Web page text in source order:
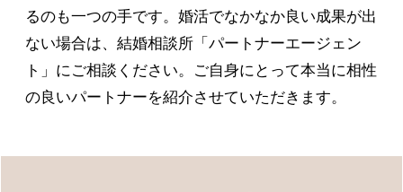
るのも一つの手です。婚活でなかなか良い成果が出
ない場合は、結婚相談所「パートナーエージェン
ト」にご相談ください。ご自身にとって本当に相性
の良いパートナーを紹介させていただきます。